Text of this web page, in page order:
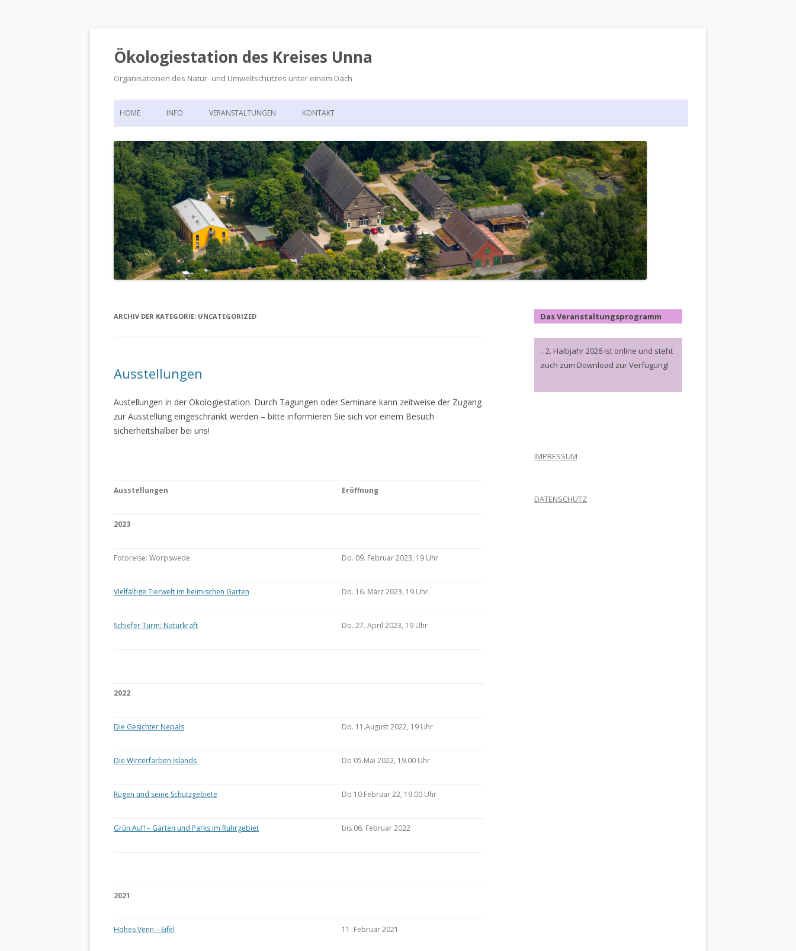
Ökologiestation des Kreises Unna
Organisationen des Natur- und Umweltschutzes unter einem Dach
Zum
HOME INFO
DIE ÖKOLOGIESTATION – FAST
900 JAHRE VORGESCHICHTE
VERANSTALTUNGEN KONTAKT
ARCHIV DER KATEGORIE: UNCATEGORIZED
Ausstellungen
Austellungen in der Ökologiestation. Durch Tagungen oder Seminare kann zeitweise der Zugang
zur Ausstellung eingeschränkt werden – bitte informieren Sie sich vor einem Besuch
sicherheitshalber bei uns!
Ausstellungen Eröffnung
2023
Fotoreise: Worpswede Do. 09. Februar 2023, 19 Uhr
Vielfältige Tierwelt im heimischen Garten Do. 16. März 2023, 19 Uhr
Schiefer Turm: Naturkraft Do. 27. April 2023, 19 Uhr
2022
Die Gesichter Nepals Do. 11.August 2022, 19 Uhr
Die Winterfarben Islands Do 05.Mai 2022, 19.00 Uhr
Rügen und seine Schutzgebiete Do 10.Februar 22, 19.00 Uhr
Grün Auf! – Gärten und Parks im Ruhrgebiet bis 06. Februar 2022
2021
Hohes Venn – Eifel 11. Februar 2021
Das Veranstaltungsprogramm
.. 2. Halbjahr 2026 ist online und steht
auch zum Download zur Verfügung!
IMPRESSUM
DATENSCHUTZ